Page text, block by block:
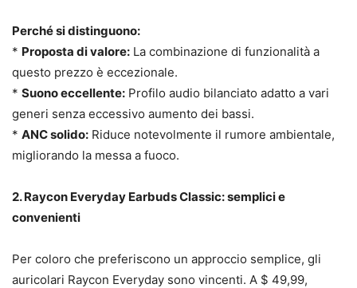
Perché si distinguono:
* Proposta di valore: La combinazione di funzionalità a
questo prezzo è eccezionale.
* Suono eccellente: Profilo audio bilanciato adatto a vari
generi senza eccessivo aumento dei bassi.
* ANC solido: Riduce notevolmente il rumore ambientale,
migliorando la messa a fuoco.
2. Raycon Everyday Earbuds Classic: semplici e
convenienti
Per coloro che preferiscono un approccio semplice, gli
auricolari Raycon Everyday sono vincenti. A $ 49,99,